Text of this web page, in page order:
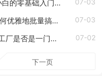
零基础入门指南 07-03
定地址余额查询？ 07-03
是一门好生意？ 07-02
下一页